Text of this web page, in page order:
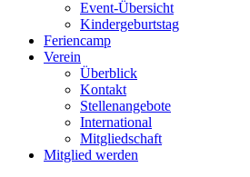
Event-Übersicht
Kindergeburtstag
Feriencamp
Verein
Überblick
Kontakt
Stellenangebote
International
Mitgliedschaft
Mitglied werden